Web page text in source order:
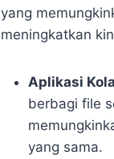
yang
meningkatkan
Aplikasi
berbagi file
yang sama.